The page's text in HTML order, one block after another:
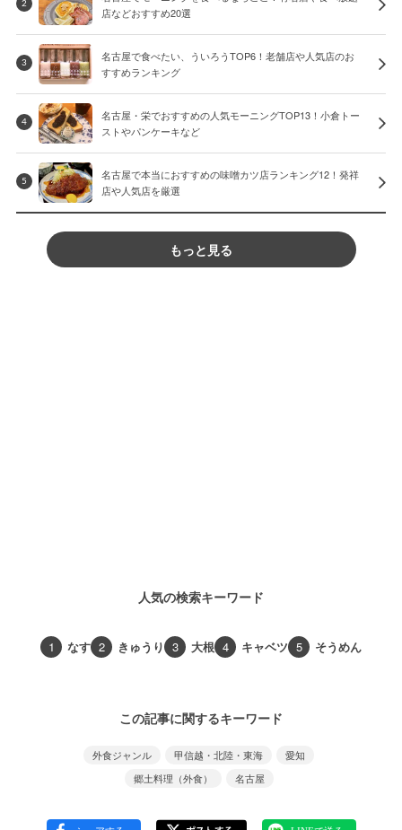
2
店などおすすめ20選
3
名古屋で食べたい、ういろうTOP6！老舗店や人気店のお
すすめランキング
4
名古屋・栄でおすすめの人気モーニングTOP13！小倉トー
ストやパンケーキなど
5
名古屋で本当におすすめの味噌カツ店ランキング12！発祥
店や人気店を厳選
もっと見る
人気の検索キーワード
1 なす 2 きゅうり 3 大根 4 キャベツ 5 そうめん
この記事に関するキーワード
外食ジャンル 甲信越・北陸・東海
愛知
郷土料理（外食）
名古屋